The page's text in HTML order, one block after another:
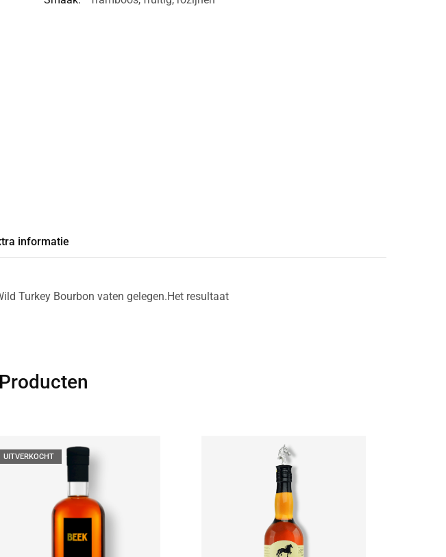
informatie
Turkey Bourbon vaten gelegen.Het resultaat
UITVERKOCHT